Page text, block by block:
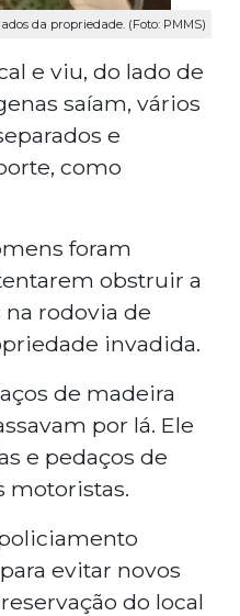
da propriedade. (Foto: PMMS)
e viu, do lado de
saíam, vários
e
como
foram
obstruir a
rodovia de
invadida.
de madeira
por lá. Ele
e pedaços de
motoristas.
evitar novos
do local